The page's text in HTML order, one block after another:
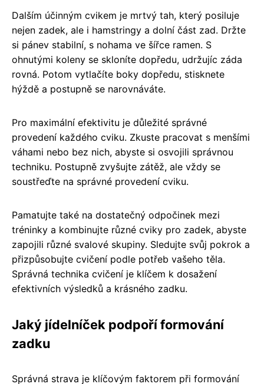
Dalším účinným cvikem je mrtvý tah, který posiluje
nejen zadek, ale i hamstringy a dolní část zad. Držte
si pánev stabilní, s nohama ve šířce ramen. S
ohnutými koleny se skloníte dopředu, udržujíc záda
rovná. Potom vytlačíte boky dopředu, stisknete
hýždě a postupně se narovnáváte.
Pro maximální efektivitu je důležité správné
provedení každého cviku. Zkuste pracovat s menšími
váhami nebo bez nich, abyste si osvojili správnou
techniku. Postupně zvyšujte zátěž, ale vždy se
soustřeďte na správné provedení cviku.
Pamatujte také na dostatečný odpočinek mezi
tréninky a kombinujte různé cviky pro zadek, abyste
zapojili různé svalové skupiny. Sledujte svůj pokrok a
přizpůsobujte cvičení podle potřeb vašeho těla.
Správná technika cvičení je klíčem k dosažení
efektivních výsledků a krásného zadku.
Jaký jídelníček podpoří formování
zadku
Správná strava je klíčovým faktorem při formování